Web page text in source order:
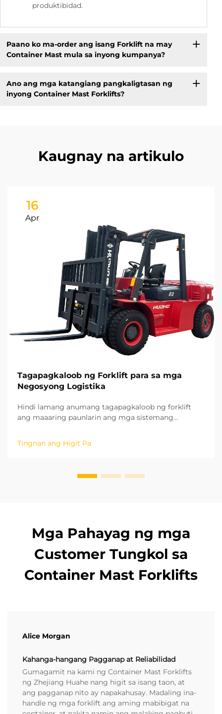
produktibidad.
Paano ko ma-order ang isang Forklift na may
Container Mast mula sa inyong kumpanya?
Ano ang mga katangiang pangkaligtasan ng
inyong Container Mast Forklifts?
Kaugnay na artikulo
16
Apr
Tagapagkaloob ng Forklift para sa mga
Negosyong Logistika
Hindi lamang anumang tagapagkaloob ng forklift
ang maaaring paunlarin ang mga sistemang
tagapagkaloob na pumasok sa matagalang
estratehikong pakikipagtulungan. Batay sa aming
ang potensyal ng ...
Tingnan ang Higit Pa
Mga Pahayag ng mga
Customer Tungkol sa
Container Mast Forklifts
Alice Morgan
Kahanga-hangang Pagganap at Reliabilidad
Gumagamit na kami ng Container Mast Forklifts
ng Zhejiang Huahe nang higit sa isang taon, at
ang pagganap nito ay napakahusay. Madaling ina-
handle ng mga forklift ang aming mabibigat na